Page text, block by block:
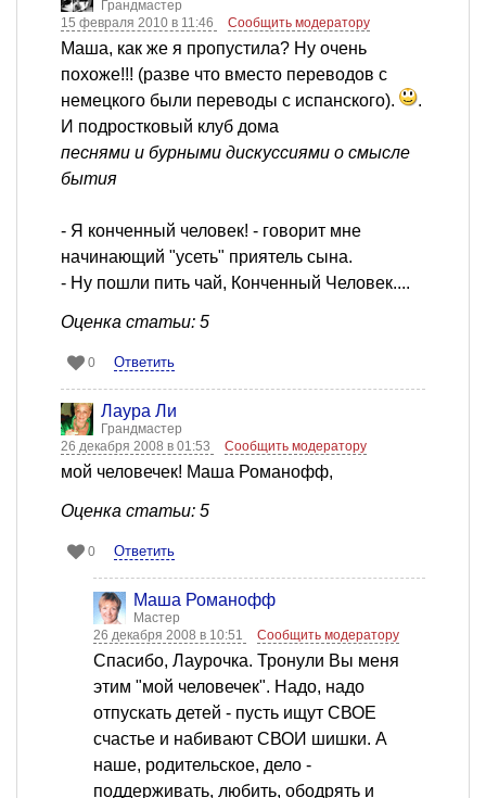
Грандмастер
15 февраля 2010 в 11:46
Сообщить модератору
Mаша, как же я пропустила? Ну очень
похоже!!! (разве что вместо переводов с
немецкого были переводы с испанского).
.
И подростковый клуб дома
песнями и бурными дискуссиями о смысле
бытия
- Я конченный человек! - говорит мне
начинающий "усеть" приятель сына.
- Ну пошли пить чай, Конченный Человек....
Оценка статьи: 5
0 Ответить
Лаура Ли
Грандмастер
26 декабря 2008 в 01:53
Сообщить модератору
мой человечек! Mаша Романофф,
Оценка статьи: 5
0 Ответить
Mаша Романофф
Мастер
26 декабря 2008 в 10:51
Сообщить модератору
Спасибо, Лаурочка. Тронули Вы меня
этим "мой человечек". Надо, надо
отпускать детей - пусть ищут СВОЕ
счастье и набивают СВОИ шишки. А
наше, родительское, дело -
поддерживать, любить, ободрять и